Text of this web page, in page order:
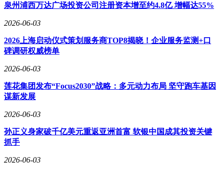
泉州浦西万达广场投资公司注册资本增至约4.8亿 增幅达55%
2026-06-03
2026上海启动仪式策划服务商TOP8揭晓！企业服务监测+口
碑调研权威榜单
2026-06-03
莲花集团发布“Focus2030”战略：多元动力布局 坚守跑车基因
谋新发展
2026-06-03
孙正义身家破千亿美元重返亚洲首富 软银中国成其投资关键
抓手
2026-06-03